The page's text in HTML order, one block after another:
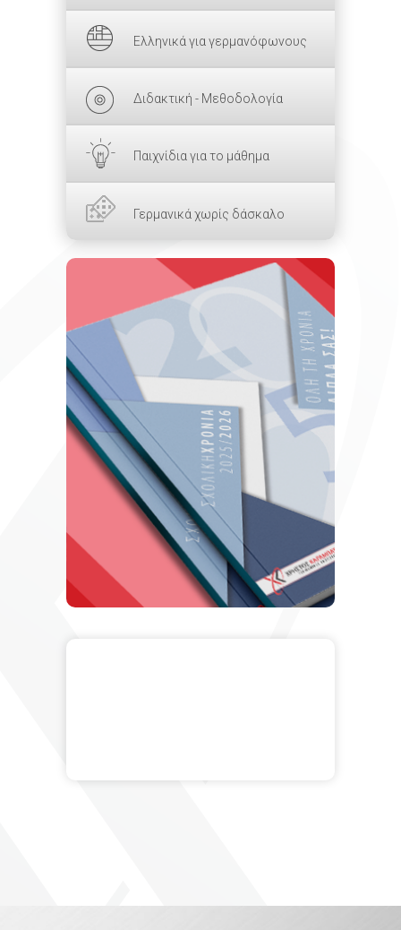
Ελληνικά για γερμανόφωνους
Διδακτική - Μεθοδολογία
Παιχνίδια για το μάθημα
Γερμανικά χωρίς δάσκαλο